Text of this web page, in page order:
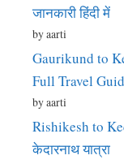
जानकारी हिंदी में
by aarti
Gaurikund to
Full Travel
by aarti
Rishikesh to
केदारनाथ यात्रा